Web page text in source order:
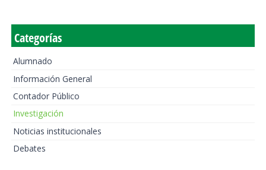
Categorías
Alumnado
Información General
Contador Público
Investigación
Noticias institucionales
Debates